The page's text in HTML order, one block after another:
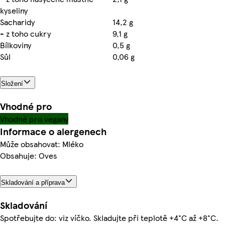
kyseliny
Sacharidy
14,2 g
- z toho cukry
9,1 g
Bílkoviny
0,5 g
Sůl
0,06 g
Složení
Vhodné pro
Vhodné pro vegany
Informace o alergenech
Může obsahovat: Mléko
Obsahuje: Oves
Skladování a příprava
Skladování
Spotřebujte do: viz víčko. Skladujte při teplotě +4°C až +8°C.